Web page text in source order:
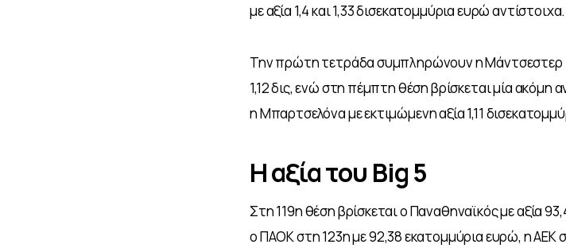
με αξία 1,4 και 1,33 δισεκατομμύρια ευρώ αντίστοιχα.
Την πρώτη τετράδα συμπληρώνουν η Μάντσεστερ
1,12 δις, ενώ στη πέμπτη θέση βρίσκεται μία ακόμη
η Μπαρτσελόνα με εκτιμώμενη αξία 1,11
Η αξία του Big 5
Στη 119η θέση βρίσκεται ο Παναθηναϊκός με αξία
ο ΠΑΟΚστη 123η με 92,38 εκατομμύρια ευρώ, η ΑΕΚ